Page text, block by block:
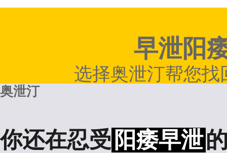
早泄阳
选择奥泄汀帮您找
奥泄汀
你还在忍受 阳痿早泄